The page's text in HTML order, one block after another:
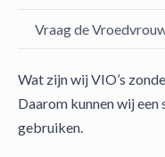
Vraag de
Wat zijn wij VIO’s
Daarom kunnen wij
gebruiken.